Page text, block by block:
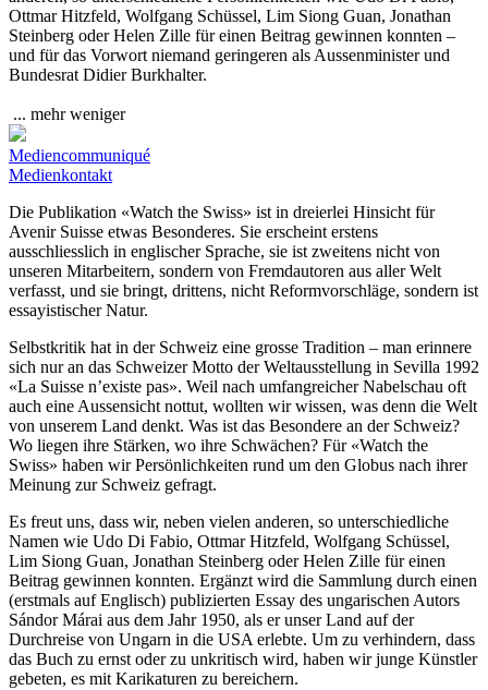
Ottmar Hitzfeld, Wolfgang Schüssel, Lim Siong Guan, Jonathan
Steinberg oder Helen Zille für einen Beitrag gewinnen konnten –
und für das Vorwort niemand geringeren als Aussenminister und
Bundesrat Didier Burkhalter.
... mehrweniger
Mediencommuniqué
Medienkontakt
Die Publikation «Watch the Swiss» ist in dreierlei Hinsicht für
Avenir Suisse etwas Besonderes. Sie erscheint erstens
ausschliesslich in englischer Sprache, sie ist zweitens nicht von
unseren Mitarbeitern, sondern von Fremdautoren aus aller Welt
verfasst, und sie bringt, drittens, nicht Reformvorschläge, sondern ist
essayistischer Natur.
Selbstkritik hat in der Schweiz eine grosse Tradition – man erinnere
sich nur an das Schweizer Motto der Weltausstellung in Sevilla 1992
«La Suisse n’existe pas». Weil nach umfangreicher Nabelschau oft
auch eine Aussensicht nottut, wollten wir wissen, was denn die Welt
von unserem Land denkt. Was ist das Besondere an der Schweiz?
Wo liegen ihre Stärken, wo ihre Schwächen? Für «Watch the
Swiss» haben wir Persönlichkeiten rund um den Globus nach ihrer
Meinung zur Schweiz gefragt.
Es freut uns, dass wir, neben vielen anderen, so unterschiedliche
Namen wie Udo Di Fabio, Ottmar Hitzfeld, Wolfgang Schüssel,
Lim Siong Guan, Jonathan Steinberg oder Helen Zille für einen
Beitrag gewinnen konnten. Ergänzt wird die Sammlung durch einen
(erstmals auf Englisch) publizierten Essay des ungarischen Autors
Sándor Márai aus dem Jahr 1950, als er unser Land auf der
Durchreise von Ungarn in die USA erlebte. Um zu verhindern, dass
das Buch zu ernst oder zu unkritisch wird, haben wir junge Künstler
gebeten, es mit Karikaturen zu bereichern.